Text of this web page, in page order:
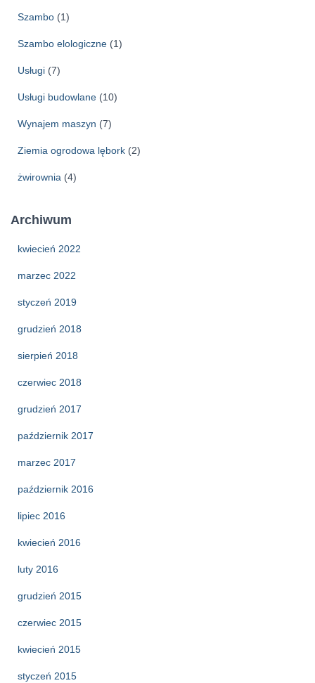
Szambo (1)
Szambo elologiczne (1)
Usługi (7)
Usługi budowlane (10)
Wynajem maszyn (7)
Ziemia ogrodowa lębork (2)
żwirownia (4)
Archiwum
kwiecień 2022
marzec 2022
styczeń 2019
grudzień 2018
sierpień 2018
czerwiec 2018
grudzień 2017
październik 2017
marzec 2017
październik 2016
lipiec 2016
kwiecień 2016
luty 2016
grudzień 2015
czerwiec 2015
kwiecień 2015
styczeń 2015